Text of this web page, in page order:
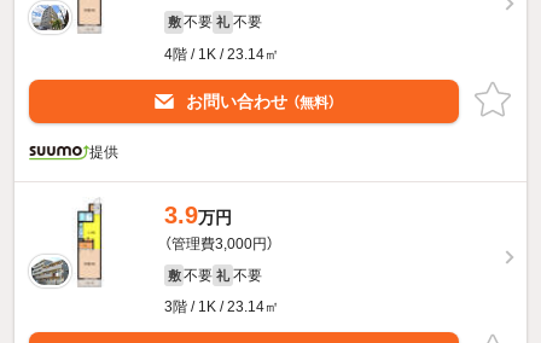
敷 不要 礼 不要
4階 / 1K / 23.14㎡
お問い合わせ （無料）
提供
3.9万円
（管理費3,000円）
敷 不要 礼 不要
3階 / 1K / 23.14㎡